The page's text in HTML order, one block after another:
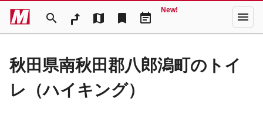
search map bookmark event_note
New! menu
秋田県南秋田郡八郎潟町のトイ
レ（ハイキング）